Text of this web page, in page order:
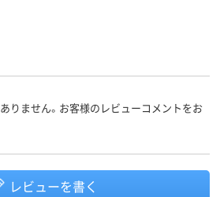
ー
性顔
アルコール系インク
油性アルコー
70
りません。お客様のレビューコメントをお
レビューを書く